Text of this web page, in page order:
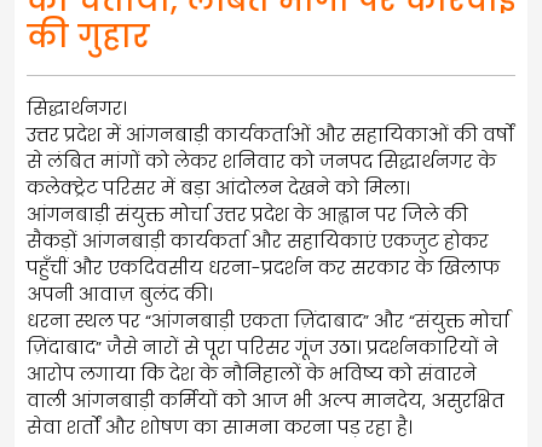
की गुहार
सिद्धार्थनगर।
उत्तर प्रदेश में आंगनबाड़ी कार्यकर्ताओं और सहायिकाओं की वर्षों
से लंबित मांगों को लेकर शनिवार को जनपद सिद्धार्थनगर के
कलेक्ट्रेट परिसर में बड़ा आंदोलन देखने को मिला।
आंगनबाड़ी संयुक्त मोर्चा उत्तर प्रदेश के आह्वान पर जिले की
सैकड़ों आंगनबाड़ी कार्यकर्ता और सहायिकाएं एकजुट होकर
पहुँचीं और एकदिवसीय धरना-प्रदर्शन कर सरकार के खिलाफ
अपनी आवाज़ बुलंद की।
धरना स्थल पर “आंगनबाड़ी एकता ज़िंदाबाद” और “संयुक्त मोर्चा
ज़िंदाबाद” जैसे नारों से पूरा परिसर गूंज उठा। प्रदर्शनकारियों ने
आरोप लगाया कि देश के नौनिहालों के भविष्य को संवारने
वाली आंगनबाड़ी कर्मियों को आज भी अल्प मानदेय, असुरक्षित
सेवा शर्तों और शोषण का सामना करना पड़ रहा है।